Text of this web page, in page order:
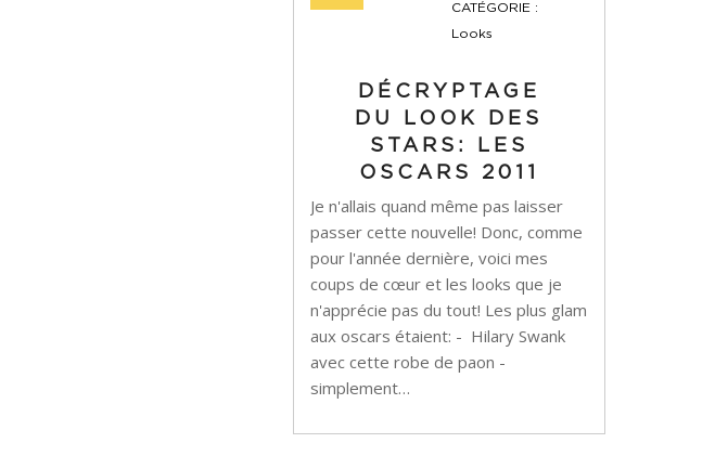
CATÉGORIE :
Looks
DÉCRYPTAGE
DU LOOK DES
STARS: LES
OSCARS 2011
Je n'allais quand même pas laisser
passer cette nouvelle! Donc, comme
pour l'année dernière, voici mes
coups de cœur et les looks que je
n'apprécie pas du tout! Les plus glam
aux oscars étaient: - Hilary Swank
avec cette robe de paon -
simplement…